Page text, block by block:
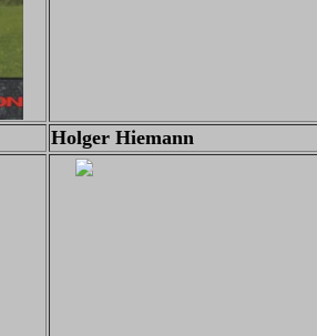
Holger Hiemann